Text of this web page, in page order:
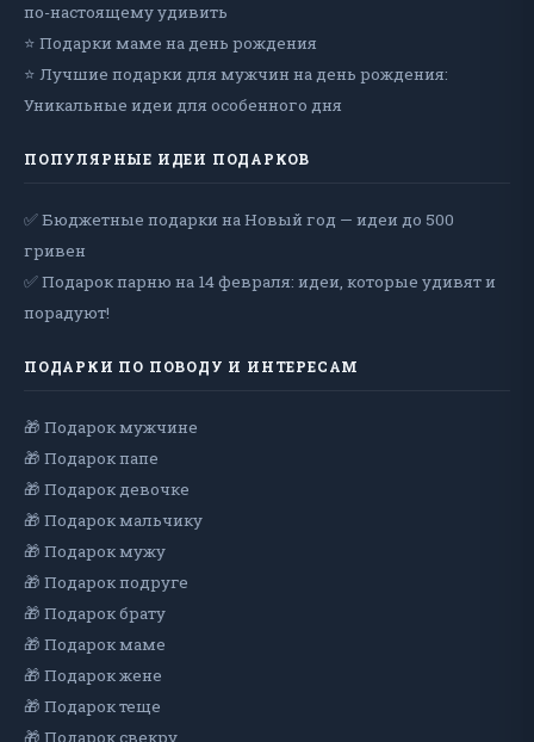
по-настоящему удивить
⭐ Подарки маме на день рождения
⭐ Лучшие подарки для мужчин на день рождения:
Уникальные идеи для особенного дня
ПОПУЛЯРНЫЕ ИДЕИ ПОДАРКОВ
✅ Бюджетные подарки на Новый год — идеи до 500
гривен
✅ Подарок парню на 14 февраля: идеи, которые удивят и
порадуют!
ПОДАРКИ ПО ПОВОДУ И ИНТЕРЕСАМ
🎁 Подарок мужчине
🎁 Подарок папе
🎁 Подарок девочке
🎁 Подарок мальчику
🎁 Подарок мужу
🎁 Подарок подруге
🎁 Подарок брату
🎁 Подарок маме
🎁 Подарок жене
🎁 Подарок теще
🎁 Подарок свекру